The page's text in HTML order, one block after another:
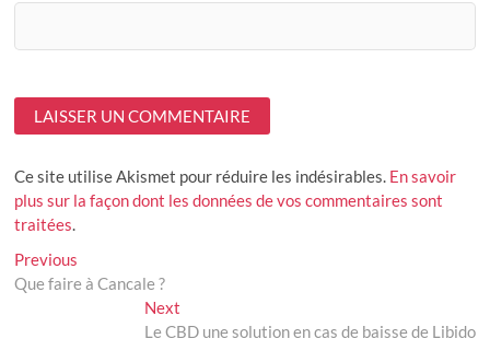
Ce site utilise Akismet pour réduire les indésirables. En savoir
plus sur la façon dont les données de vos commentaires sont
traitées.
Navigation
de
Previous
post:
Que faire à Cancale ?
NextNext
post:
Le CBD une solution en cas de baisse de Libido